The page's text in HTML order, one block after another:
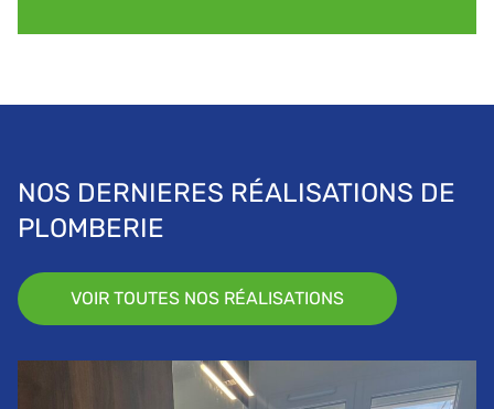
NOS DERNIERES RÉALISATIONS DE
PLOMBERIE
VOIR TOUTES NOS RÉALISATIONS